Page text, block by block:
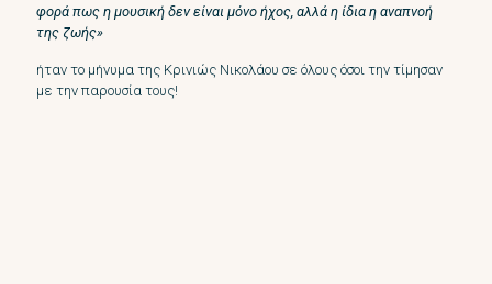
φορά πως η μουσική δεν είναι μόνο ήχος, αλλά η ίδια η αναπνοή
της ζωής»
ήταν το μήνυμα της Κρινιώς Νικολάου σε όλους όσοι την τίμησαν
με την παρουσία τους!